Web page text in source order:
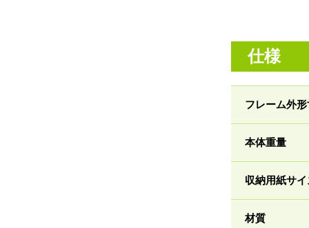
仕様
フレーム外
本体重量
収納用紙サ
材質